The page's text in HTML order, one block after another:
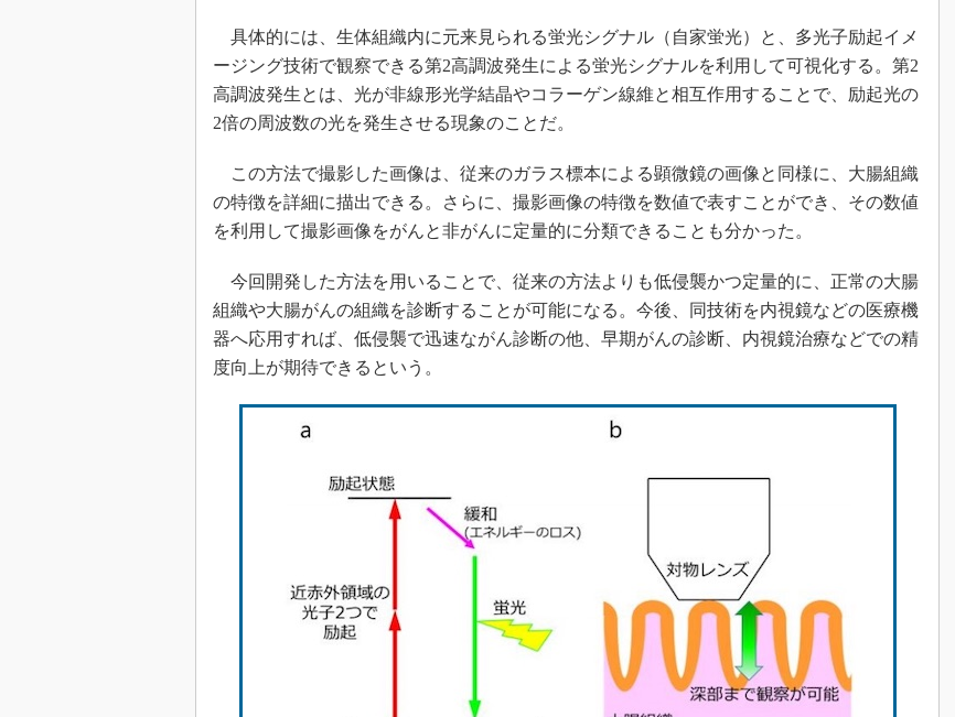
具体的には、生体組織内に元来見られる蛍光シグナル（自家蛍光）と、多光子励起イメ
ージング技術で観察できる第2高調波発生による蛍光シグナルを利用して可視化する。第2
高調波発生とは、光が非線形光学結晶やコラーゲン線維と相互作用することで、励起光の
2倍の周波数の光を発生させる現象のことだ。
この方法で撮影した画像は、従来のガラス標本による顕微鏡の画像と同様に、大腸組織
の特徴を詳細に描出できる。さらに、撮影画像の特徴を数値で表すことができ、その数値
を利用して撮影画像をがんと非がんに定量的に分類できることも分かった。
今回開発した方法を用いることで、従来の方法よりも低侵襲かつ定量的に、正常の大腸
組織や大腸がんの組織を診断することが可能になる。今後、同技術を内視鏡などの医療機
器へ応用すれば、低侵襲で迅速ながん診断の他、早期がんの診断、内視鏡治療などでの精
度向上が期待できるという。